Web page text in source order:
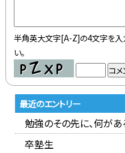
半角英大文字[A-Z]の4文字を入
い。
最近のエントリー
勉強のその先に、何があ
卒塾生